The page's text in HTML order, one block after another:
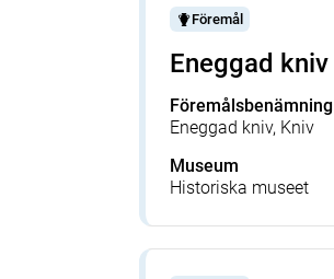
Föremål
Eneggad kniv
Föremålsbenämning
Eneggad kniv, Kniv
Museum
Historiska museet